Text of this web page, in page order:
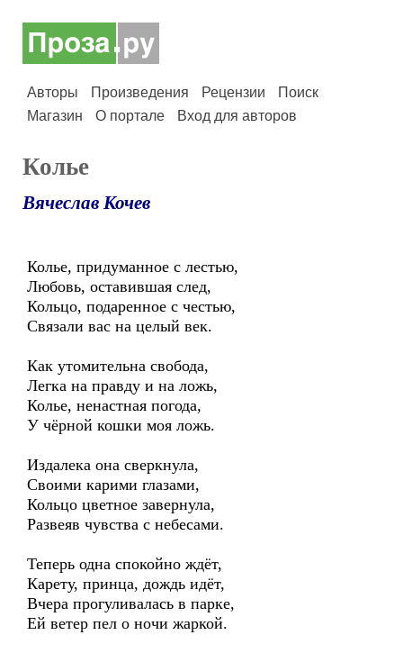
Авторы Произведения Рецензии
Поиск
Магазин
О портале Вход для авторов
Колье
Вячеслав Кочев
Колье, придуманное с лестью,
Любовь, оставившая след,
Кольцо, подаренное с честью,
Связали вас на целый век.
Как утомительна свобода,
Легка на правду и на ложь,
Колье, ненастная погода,
У чёрной кошки моя ложь.
Издалека она сверкнула,
Своими карими глазами,
Кольцо цветное завернула,
Развеяв чувства с небесами.
Теперь одна спокойно ждёт,
Карету, принца, дождь идёт,
Вчера прогуливалась в парке,
Ей ветер пел о ночи жаркой.